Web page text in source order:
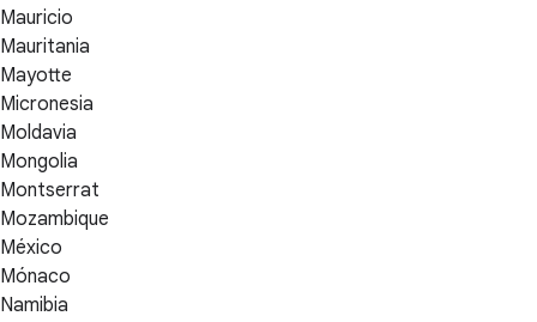
Mauricio
Mauritania
Mayotte
Micronesia
Moldavia
Mongolia
Montserrat
Mozambique
México
Mónaco
Namibia